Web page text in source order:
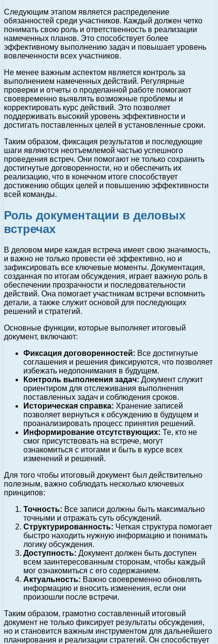
Следующим этапом является распределение
обязанностей среди участников. Каждый должен четко
понимать свою роль и ответственность в реализации
намеченных планов. Это способствует более
эффективному выполнению задач и повышает уровень
вовлеченности всех участников.
Не менее важным аспектом является контроль за
выполнением намеченных действий. Регулярные
проверки и отчеты о проделанной работе помогают
своевременно выявлять возможные проблемы и
корректировать курс действий. Это позволяет
поддерживать высокий уровень эффективности и
достигать поставленных целей в установленные сроки.
Таким образом, фиксация результатов и последующие
шаги являются неотъемлемой частью успешного
проведения встреч. Они помогают не только сохранить
достигнутые договоренности, но и обеспечить их
реализацию, что в конечном итоге способствует
достижению общих целей и повышению эффективности
всей команды.
Роль документации в деловых
встречах
В деловом мире каждая встреча имеет свою значимость,
и важно не только провести её эффективно, но и
зафиксировать все ключевые моменты. Документация,
созданная по итогам обсуждения, играет важную роль в
обеспечении прозрачности и последовательности
действий. Она помогает участникам встречи вспомнить
детали, а также служит основой для последующих
решений и стратегий.
Основные функции, которые выполняет итоговый
документ, включают:
Фиксация договоренностей: Все достигнутые
соглашения и решения фиксируются, что позволяет
избежать недопонимания в будущем.
Контроль выполнения задач: Документ служит
ориентиром для отслеживания выполнения
поставленных задач и соблюдения сроков.
Историческая справка: Хранение записей
позволяет вернуться к обсуждению в будущем и
проанализировать процесс принятия решений.
Информирование отсутствующих: Те, кто не
смог присутствовать на встрече, могут
ознакомиться с итогами и быть в курсе всех
изменений и решений.
Для того чтобы итоговый документ был действительно
полезным, важно соблюдать несколько ключевых
принципов:
Точность: Все записи должны быть максимально
точными и отражать суть обсуждений.
Структурированность: Четкая структура помогает
быстро находить нужную информацию и понимать
логику обсуждения.
Доступность: Документ должен быть доступен
всем заинтересованным сторонам, чтобы каждый
мог ознакомиться с его содержанием.
Актуальность: Важно своевременно обновлять
информацию и вносить изменения, если они
произошли после встречи.
Таким образом, грамотно составленный итоговый
документ не только фиксирует результаты обсуждения,
но и становится важным инструментом для дальнейшего
планирования и реализации стратегий. Он способствует